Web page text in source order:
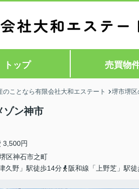
トップ 売買物
のことなら有限会社大和エステート 堺市堺区
ゾン神市
3,500円
区神石市之町
久野」駅徒歩14分
阪和線「上野芝」駅